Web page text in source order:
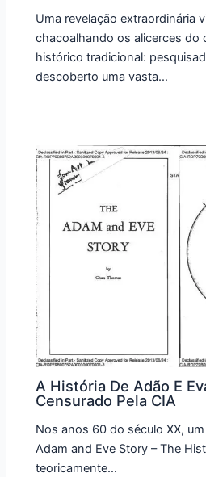
Uma revelação extraordinária
chacoalhando os alicerces do
histórico tradicional:
descoberto uma vasta…
A História De Adão E
Censurado Pela CIA
Nos anos 60 do século XX,
Adam and Eve Story – The
teoricamente…